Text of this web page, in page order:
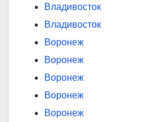
Владивосток
Владивосток
Воронеж
Воронеж
Воронеж
Воронеж
Воронеж